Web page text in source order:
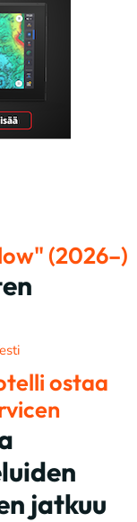
(2026–)
ostaa
jatkuu